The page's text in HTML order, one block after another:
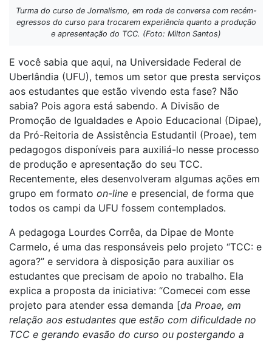
Turma do curso de Jornalismo, em roda de conversa com recém-
egressos do curso para trocarem experiência quanto a produção
e apresentação do TCC. (Foto: Milton Santos)
E você sabia que aqui, na Universidade Federal de
Uberlândia (UFU), temos um setor que presta serviços
aos estudantes que estão vivendo esta fase? Não
sabia? Pois agora está sabendo. A Divisão de
Promoção de Igualdades e Apoio Educacional (Dipae),
da Pró-Reitoria de Assistência Estudantil (Proae), tem
pedagogos disponíveis para auxiliá-lo nesse processo
de produção e apresentação do seu TCC.
Recentemente, eles desenvolveram algumas ações em
grupo em formato on-line e presencial, de forma que
todos os campi da UFU fossem contemplados.
A pedagoga Lourdes Corrêa, da Dipae de Monte
Carmelo, é uma das responsáveis pelo projeto “TCC: e
agora?” e servidora à disposição para auxiliar os
estudantes que precisam de apoio no trabalho. Ela
explica a proposta da iniciativa: “Comecei com esse
projeto para atender essa demanda [da Proae, em
relação aos estudantes que estão com dificuldade no
TCC e gerando evasão do curso ou postergando a